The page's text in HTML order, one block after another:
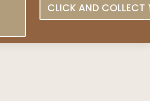
CLICK AND COLLECT